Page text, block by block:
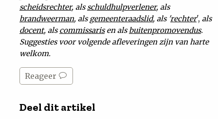
scheidsrechter, alsschuldhulpverlener, als
brandweerman, alsgemeenteraadslid, als 'rechter', als
docent, alscommissarisen alsbuitenpromovendus.
Suggesties voor volgende afleveringen zijn van harte
welkom.
Reageer
Deel dit artikel